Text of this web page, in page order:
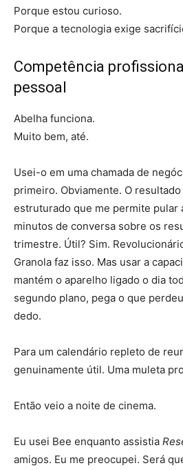
Porque estou curioso.
Porque a tecnologia exige
Competência
pessoal
Abelha funciona.
Muito bem, até.
Usei-o em uma chamada de
primeiro. Obviamente. O
estruturado que me permite pular
minutos de conversa sobre os
trimestre. Útil? Sim.
Granola faz isso. Mas usar a
mantém o aparelho ligado o dia
segundo plano, pega o que
dedo.
Para um calendário repleto de
genuinamente útil. Uma muleta
Então veio a noite de cinema.
Eu usei Bee enquanto assistia
amigos. Eu me preocupei. Será